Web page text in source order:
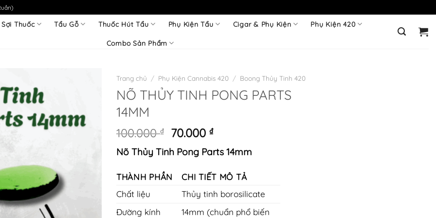
Thuốc Tẩu Gỗ Thuốc Hút Tẩu Phụ Kiện Tẩu Cigar & Phụ Kiện Phụ Kiện 420
Combo Sản Phẩm
Trang chủ / Phụ Kiện Cannabis 420 / Boong Thủy Tinh 420
NÕ THỦY TINH PONG PARTS
14MM
100.000₫
Giá
gốc
là:
70.000₫Giá
hiện
tại
70.000 ₫.
Nõ Thủy Tinh Pong Parts 14mm
THÀNH PHẦN
CHI TIẾT MÔ TẢ
Chất liệu
Thủy tinh borosilicate
Đường kính
14mm (chuẩn phổ biến